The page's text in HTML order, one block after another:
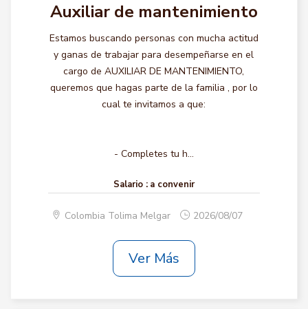
Auxiliar de mantenimiento
Estamos buscando personas con mucha actitud
y ganas de trabajar para desempeñarse en el
cargo de AUXILIAR DE MANTENIMIENTO,
queremos que hagas parte de la familia , por lo
cual te invitamos a que:
- Completes tu h...
Salario : a convenir
Colombia Tolima Melgar 2026/08/07
Ver Más